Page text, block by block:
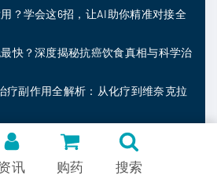
？学会这6招，让AI助你精准对接全
快？深度揭秘抗癌饮食真相与科学治
疗副作用全解析：从化疗到维奈克拉
呋喹替尼、瑞戈非尼、TAS-102如何
讯 购药 搜索